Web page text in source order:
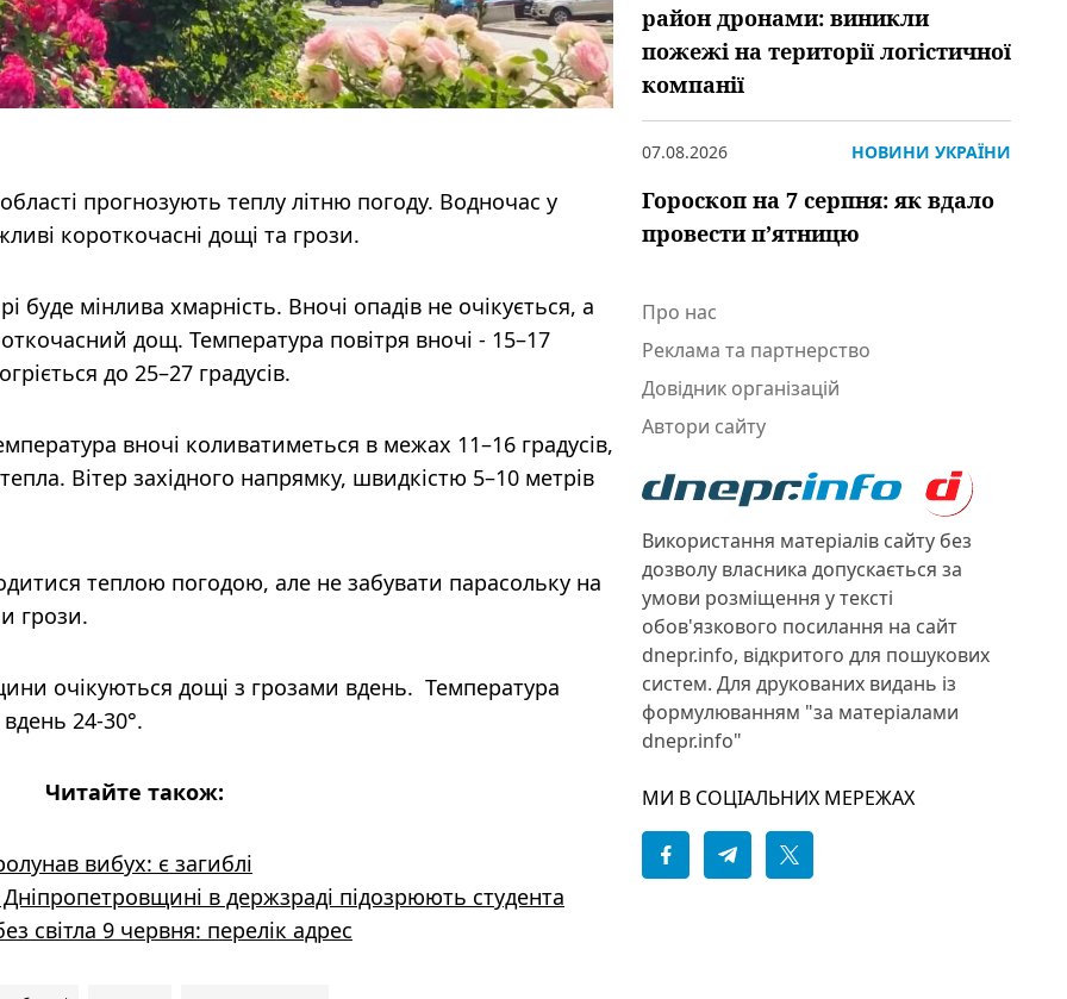
прогнозують теплу літню погоду. Водночас у
короткочасні дощі та грози.
буде мінлива хмарність. Вночі опадів не очікується, а
дощ. Температура повітря вночі - 15–17
до 25–27 градусів.
вночі коливатиметься в межах 11–16 градусів,
Вітер західного напрямку, швидкістю 5–10 метрів
теплою погодою, але не забувати парасольку на
грози.
очікуються дощі з грозами вдень. Температура
24-30°.
Читайте також:
вибух: є загиблі
в держзраді підозрюють студента
світла 9 червня: перелік адрес
район дронами: виникли
пожежі на території логістичної
компанії
07.08.2026 НОВИНИ УКРАЇНИ
Гороскоп на 7 серпня: як вдало
провести пʼятницю
Про нас
Реклама та партнерство
Довідник організацій
Автори сайту
Використання матеріалів сайту без
дозволу власника допускається за
умови розміщення у тексті
обов'язкового посилання на сайт
dnepr.info, відкритого для пошукових
систем. Для друкованих видань із
формулюванням "за матеріалами
dnepr.info"
МИ В СОЦІАЛЬНИХ МЕРЕЖАХ